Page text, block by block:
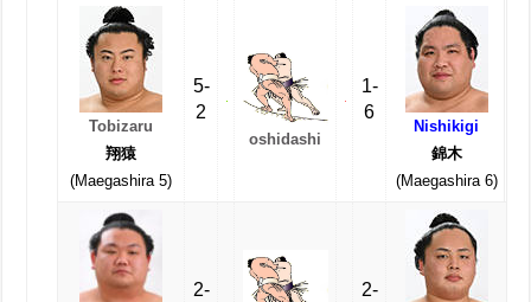
Tobizaru
翔猿
(Maegashira 5)
5-
2
oshidashi
1-
6
Nishikigi
錦木
(Maegashira 6)
2- 2-